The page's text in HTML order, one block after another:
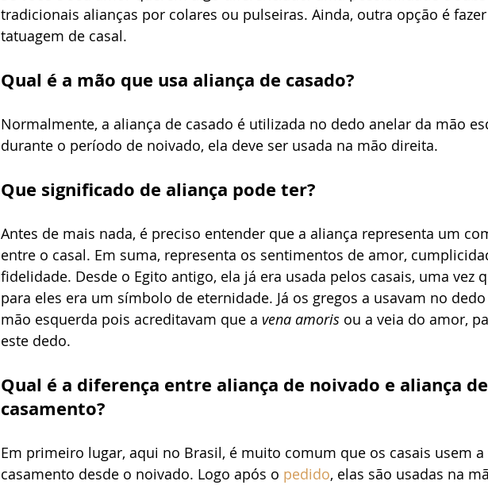
tradicionais alianças por colares ou pulseiras. Ainda, outra opção é
tatuagem de casal.
Qual é a mão que usa aliança de casado?
Normalmente, a aliança de casado é utilizada no dedo anelar da mão
durante o período de noivado, ela deve ser usada na mão direita.
Que significado de aliança pode ter?
Antes de mais nada, é preciso entender que a aliança representa um
entre o casal. Em suma, representa os sentimentos de amor,
fidelidade. Desde o Egito antigo, ela já era usada pelos casais, uma vez
para eles era um símbolo de eternidade. Já os gregos a usavam no
mão esquerda pois acreditavam que a vena amoris ou a veia do amor,
este dedo.
Qual é a diferença entre aliança de noivado e aliança de
casamento?
Em primeiro lugar, aqui no Brasil, é muito comum que os casais usem a
casamento desde o noivado. Logo após o pedido, elas são usadas na